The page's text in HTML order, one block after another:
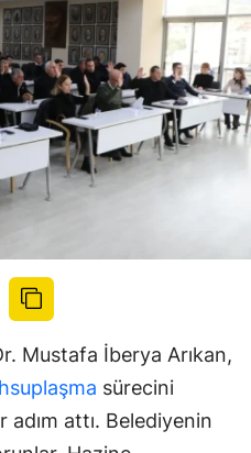
Mustafa İberya Arıkan,
sürecini
attı. Belediyenin